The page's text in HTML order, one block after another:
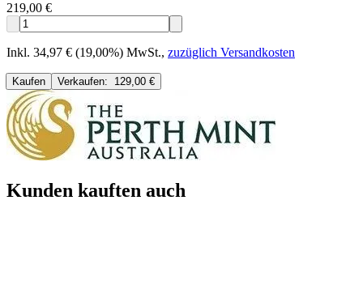
219,00 €
Inkl. 34,97 € (19,00%) MwSt., zuzüglich Versandkosten
Kaufen Verkaufen: 129,00 €
Kunden kauften auch